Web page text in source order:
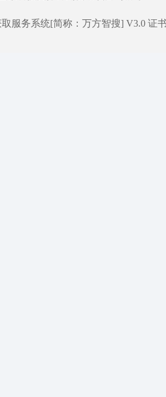
服务系统[简称：万方智搜] V3.0 证